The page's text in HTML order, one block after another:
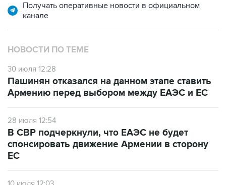
Получать оперативные новости в официальном
канале
НОВОСТИ ПО ТЕМЕ
30 июля 12:28
Пашинян отказался на данном этапе ставить
Армению перед выбором между ЕАЭС и ЕС
28 июля 12:54
В СВР подчеркнули, что ЕАЭС не будет
спонсировать движение Армении в сторону
ЕС